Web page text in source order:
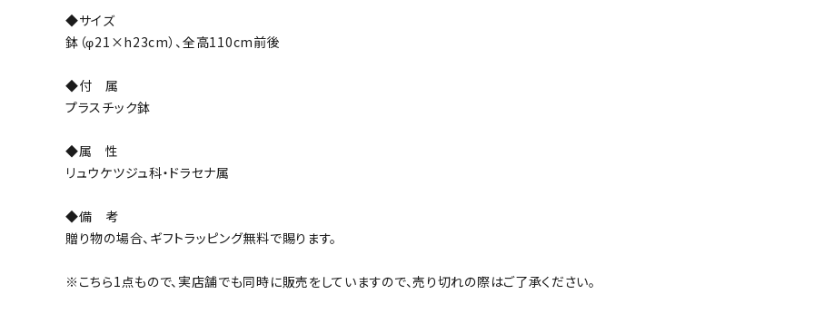
◆サイズ
鉢（φ21×h23cm）、全高110cm前後
◆付 属
プラスチック鉢
◆属 性
リュウケツジュ科・ドラセナ属
◆備 考
贈り物の場合、ギフトラッピング無料で賜ります。
※こちら1点もので、実店舗でも同時に販売をしていますので、売り切れの際はご了承ください。